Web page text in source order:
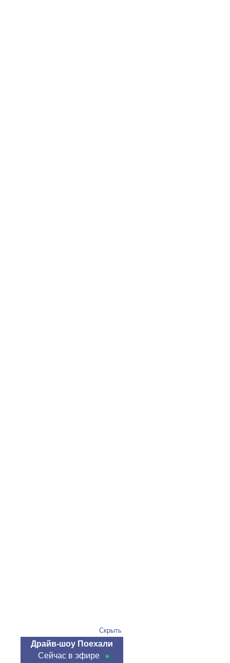
Скрыть
Драйв-шоу Поехали
Сейчас в эфире